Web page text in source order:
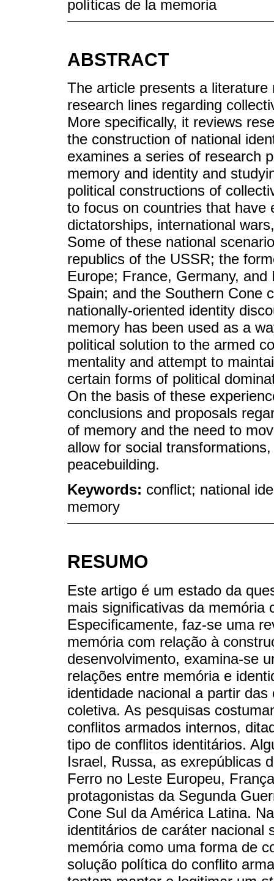
políticas de la memoria
ABSTRACT
The article presents a
research lines regarding
More specifically, it reviews
the construction of national
examines a series of research
memory and identity and
political constructions of
to focus on countries that have
dictatorships, international
Some of these national
republics of the USSR; the
Europe; France, Germany,
Spain; and the Southern Cone
nationally-oriented identity
memory has been used as a
political solution to the armed
mentality and attempt to
certain forms of political
On the basis of these
conclusions and proposals
of memory and the need to
allow for social
peacebuilding.
Keywords: conflict; national
memory
RESUMO
Este artigo é um estado da
mais significativas da memória
Especificamente, faz-se uma
memória com relação à
desenvolvimento, examina-se
relações entre memória e
identidade nacional a partir
coletiva. As pesquisas
conflitos armados internos,
tipo de conflitos identitários.
Israel, Russa, as exrepúblicas
Ferro no Leste Europeu,
protagonistas da Segunda
Cone Sul da América Latina.
identitários de caráter nacional
memória como uma forma de
solução política do conflito